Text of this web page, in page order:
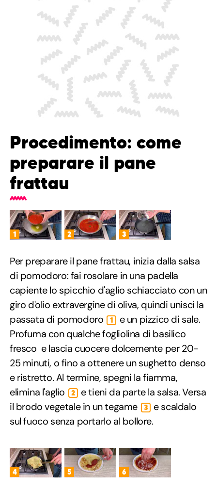
Procedimento: come
preparare il pane
frattau
1 2 3
Per preparare il pane frattau, inizia dalla salsa
di pomodoro: fai rosolare in una padella
capiente lo spicchio d'aglio schiacciato con un
giro d'olio extravergine di oliva, quindi unisci la
passata di pomodoro
1
e un pizzico di sale.
Profuma con qualche fogliolina di basilico
fresco e lascia cuocere dolcemente per 20-
25 minuti, o fino a ottenere un sughetto denso
e ristretto. Al termine, spegni la fiamma,
elimina l'aglio
2
e tieni da parte la salsa. Versa
il brodo vegetale in un tegame
3
e scaldalo
sul fuoco senza portarlo al bollore.
4 5 6